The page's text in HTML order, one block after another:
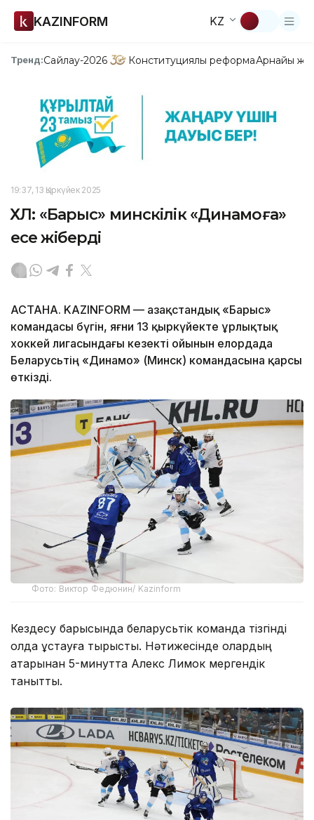
KAZINFORM KZ
Тренд:Сайлау-2026 Конституциялық реформаАрнайы
19:37, 13 Қыркүйек 2025
ҚХЛ: «Барыс» минскілік «Динамоға»
есе жіберді
АСТАНА. KAZINFORM — Қазақстандық «Барыс»
командасы бүгін, яғни 13 қыркүйекте Құрлықтық
хоккей лигасындағы кезекті ойынын елордада
Беларусьтің «Динамо» (Минск) командасына қарсы
өткізді.
Фото: Виктор Федюнин/ Kazinform
Кездесу барысында беларусьтік команда тізгінді
қолда ұстауға тырысты. Нәтижесінде олардың
қатарынан 5-минутта Алекс Лимок мергендік
танытты.